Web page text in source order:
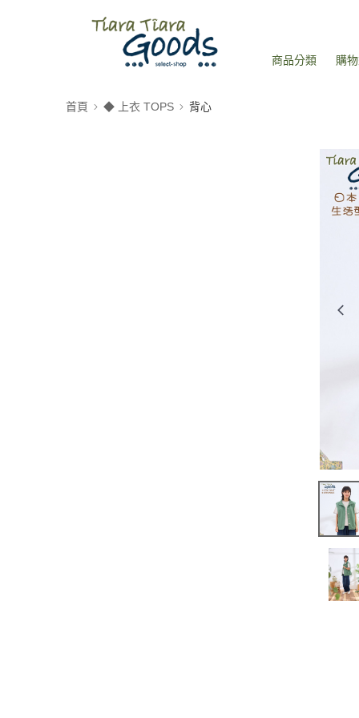
商品分類 購
首頁 ◆ 上衣 TOPS 背心